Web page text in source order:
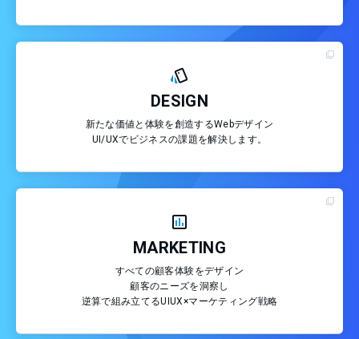
DESIGN
新たな価値と体験を創造するWebデザイン
UI/UXでビジネスの課題を解決します。
MARKETING
すべての顧客体験をデザイン
顧客のニーズを洞察し
逆算で組み立てるUIUX×マーケティング戦略